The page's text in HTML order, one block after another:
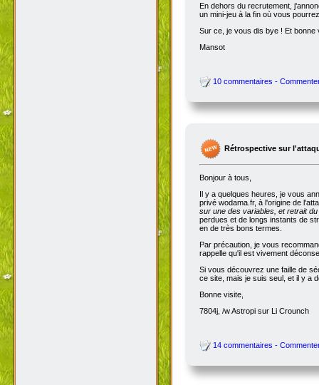
En dehors du recrutement,
un mini-jeu à la fin où vous
Sur ce, je vous dis bye ! Et bonne
Mansot
10 commentaires -
Rétrospective sur
Bonjour à tous,
Il y a quelques heures, je vous
privé wodama.fr, à l'origine de
sur une des variables, et retrait
perdues et de longs instants de
en de très bons termes.
Par précaution, je vous
rappelle qu'il est vivement
Si vous découvrez une faille de
ce site, mais je suis seul, et il y a
Bonne visite,
7804j, /w Astropi sur Li Crounch
14 commentaires -